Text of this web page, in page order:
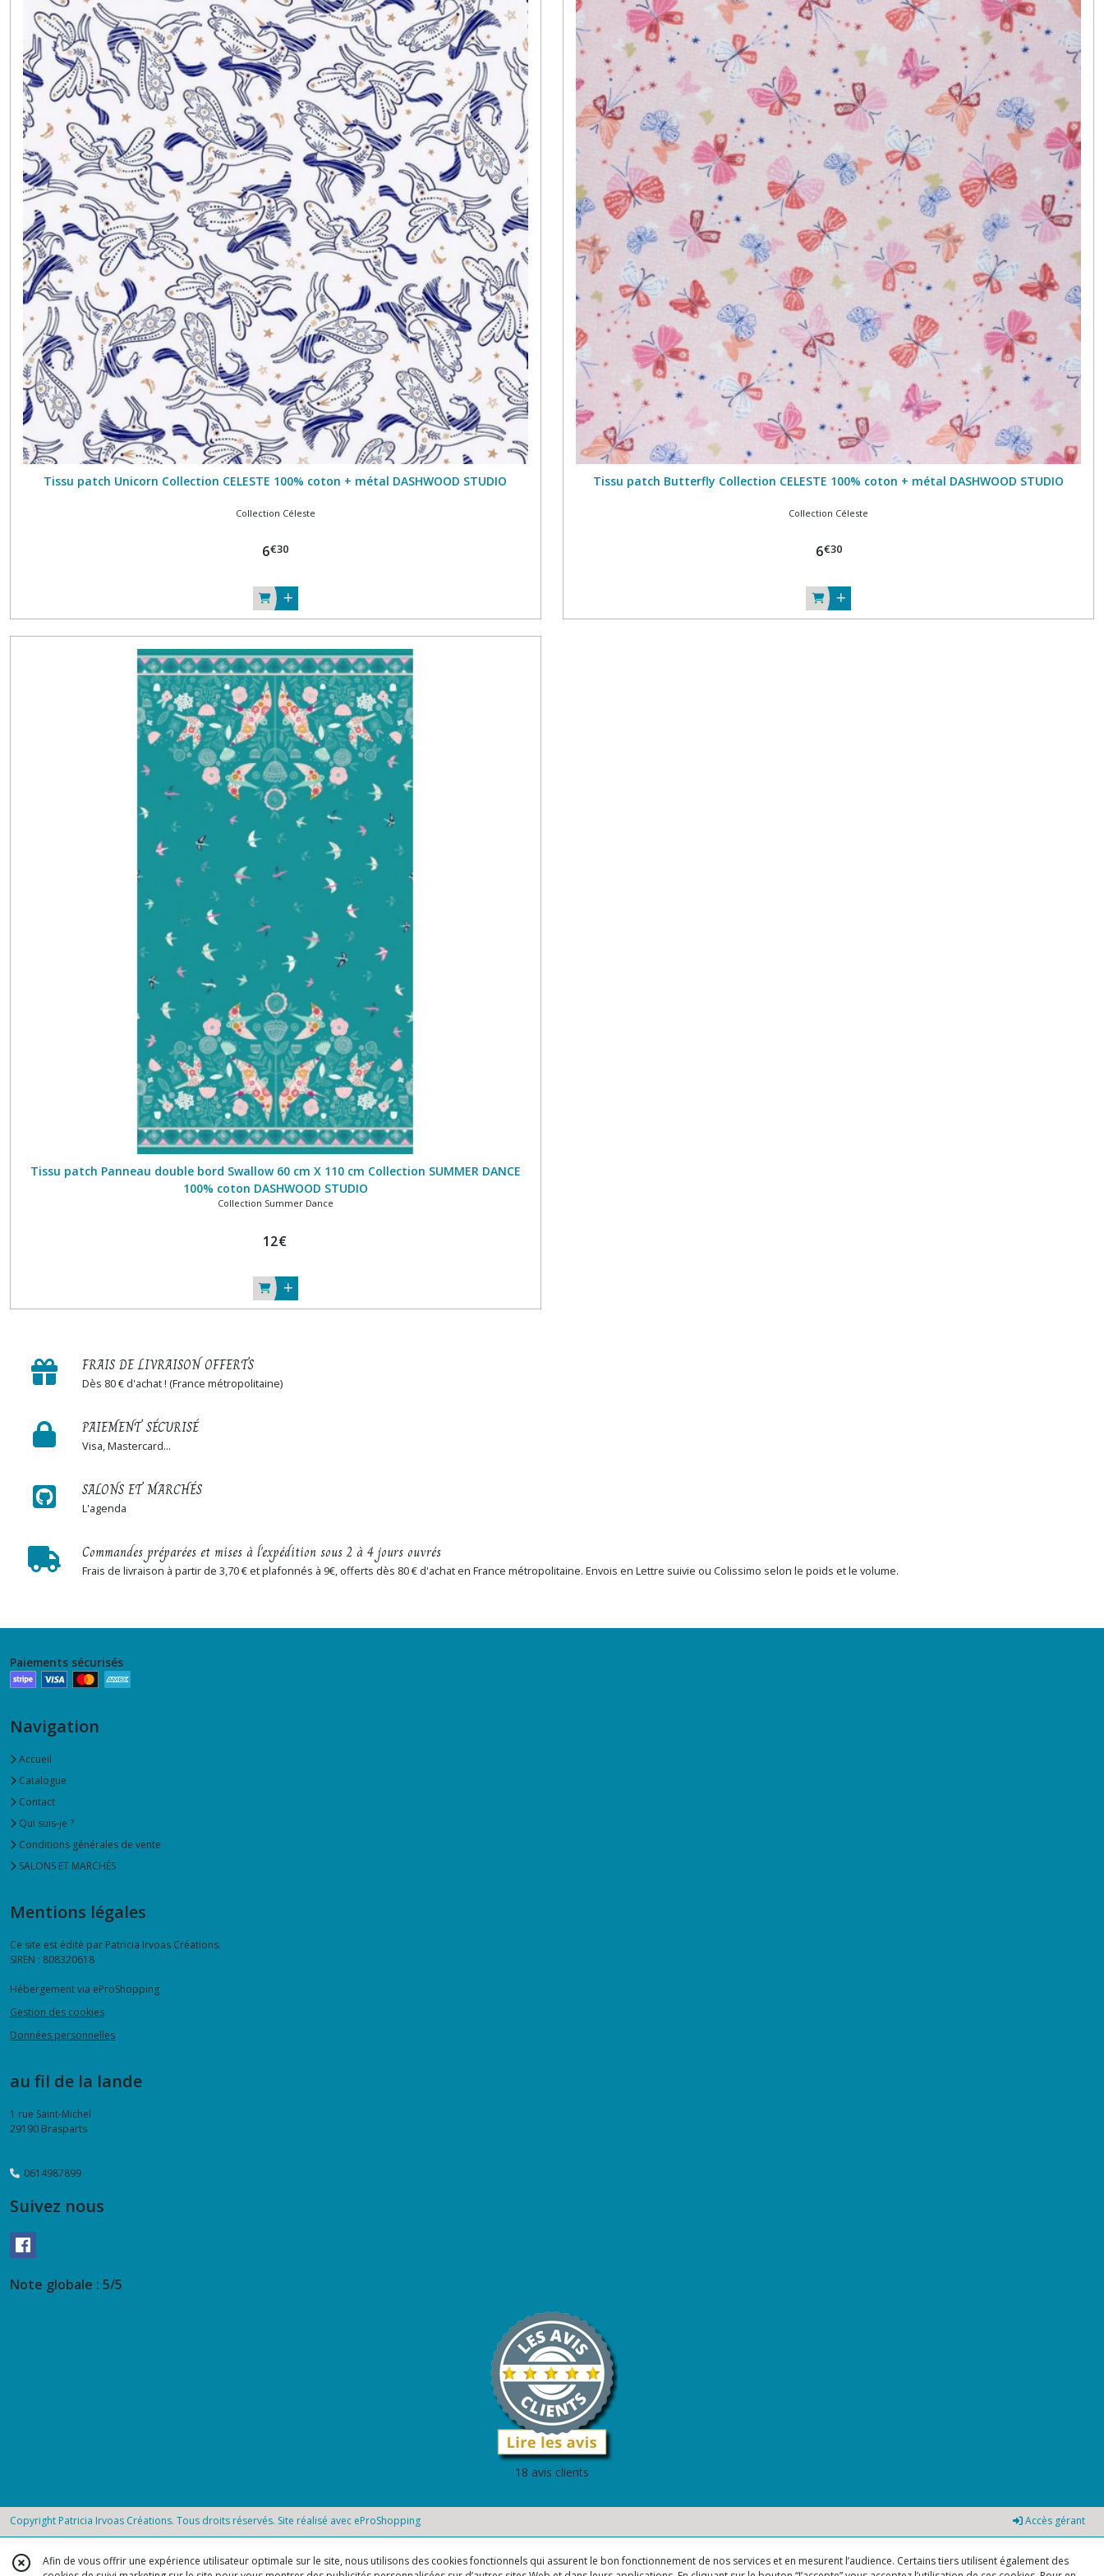
Tissu patch Unicorn Collection CELESTE 100% coton + métal DASHWOOD STUDIO
Collection Céleste
6€30
Tissu patch Butterfly Collection CELESTE 100% coton + métal DASHWOOD STUDIO
Collection Céleste
6€30
Tissu patch Panneau double bord Swallow 60 cm X 110 cm Collection SUMMER DANCE
100% coton DASHWOOD STUDIO
Collection Summer Dance
12€
FRAIS DE LIVRAISON OFFERTS
Dès 80 € d'achat ! (France métropolitaine)
PAIEMENT SÉCURISÉ
Visa, Mastercard...
SALONS ET MARCHÉS
L'agenda
Commandes préparées et mises à l'expédition sous 2 à 4 jours ouvrés
Frais de livraison à partir de 3,70 € et plafonnés à 9€, offerts dès 80 € d'achat en France métropolitaine. Envois en Lettre suivie ou Colissimo selon le poids et le volume.
Paiements sécurisés
Navigation
Accueil
Catalogue
Contact
Qui suis-je ?
Conditions générales de vente
SALONS ET MARCHÉS
Mentions légales
Ce site est édité par Patricia Irvoas Créations.
SIREN : 808320618
Hébergement via eProShopping
Gestion des cookies
Données personnelles
au fil de la lande
1 rue Saint-Michel
29190 Brasparts
0614987899
Suivez nous
Note globale : 5/5
18 avis clients
Copyright Patricia Irvoas Créations. Tous droits réservés. Site réalisé avec eProShopping Accès gérant
Afin de vous offrir une expérience utilisateur optimale sur le site, nous utilisons des cookies fonctionnels qui assurent le bon fonctionnement de nos services et en mesurent l’audience. Certains tiers utilisent également des